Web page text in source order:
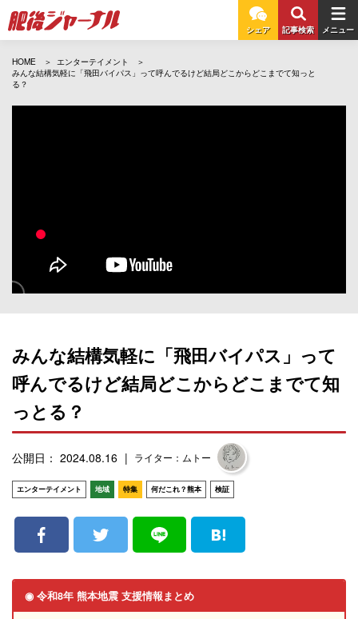
シェア 記事検索 メニュー
HOME
エンターテイメント
みんな結構気軽に「飛田バイパス」って呼んでるけど結局どこからどこまでて知っと
る？
みんな結構気軽に「飛田バイパス」って
呼んでるけど結局どこからどこまでて知
っとる？
公開日： 2024.08.16 ライター：ムトー
エンターテイメント 地域 特集 何だこれ？熊本 検証
◉ 令和8年 熊本地震 支援情報まとめ